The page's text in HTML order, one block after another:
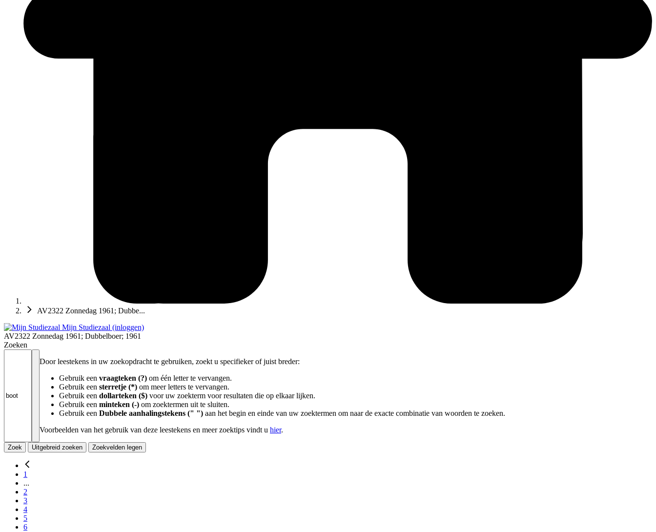
AV2322 Zonnedag 1961; Dubbe...
Mijn Studiezaal (inloggen)
AV2322 Zonnedag 1961; Dubbelboer; 1961
Zoeken
Door leestekens in uw zoekopdracht te gebruiken, zoekt u specifieker of juist breder:
Gebruik een vraagteken (?) om één letter te vervangen.
Gebruik een sterretje (*) om meer letters te vervangen.
Gebruik een dollarteken ($) voor uw zoekterm voor resultaten die op elkaar lijken.
Gebruik een minteken (-) om zoektermen uit te sluiten.
Gebruik een Dubbele aanhalingstekens (" ") aan het begin en einde van uw zoektermen om naar de exacte combinatie van woorden te zoeken.
Voorbeelden van het gebruik van deze leestekens en meer zoektips vindt u hier.
Zoek Uitgebreid zoeken Zoekvelden legen
1
...
2
3
4
5
6